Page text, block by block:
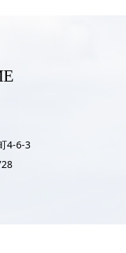
4-6-3